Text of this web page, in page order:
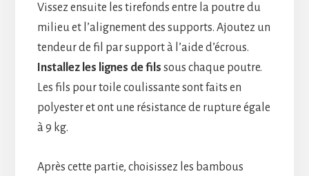
Vissez ensuite les tirefonds entre la poutre du
milieu et l’alignement des supports. Ajoutez un
tendeur de fil par support à l’aide d’écrous.
Installez les lignes de fils sous chaque poutre.
Les fils pour toile coulissante sont faits en
polyester et ont une résistance de rupture égale
à 9 kg.
Après cette partie, choisissez les bambous